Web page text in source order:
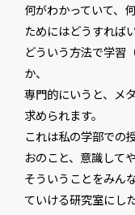
何がわかっていて、
ためにはどうすれば
どういう方法で学習
か、
専門的にいうと、メ
求められます。
これは私の学部での
おのこと、意識して
そういうことをみん
ていける研究室にし